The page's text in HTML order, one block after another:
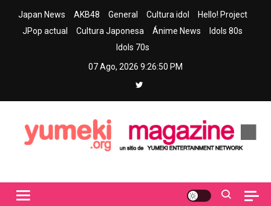
Japan News AKB48 General Cultura idol
Hello! Project
JPop actual
Cultura Japonesa Ánime News
Idols 80s
Idols 70s
07 Ago, 2026 9:26:51 PM